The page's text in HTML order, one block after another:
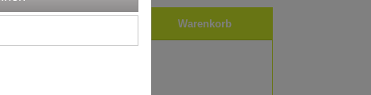
Warenkorb